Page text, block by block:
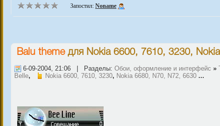
Запостил: Noname
Balu themeдля Nokia 6600, 7610, 3230,
6-09-2004, 21:06 | Разделы: Обои, оформление и интерфейс »
Belle, Nokia 6600, 7610, 3230, Nokia 6680, N70, N72, 6630 ...